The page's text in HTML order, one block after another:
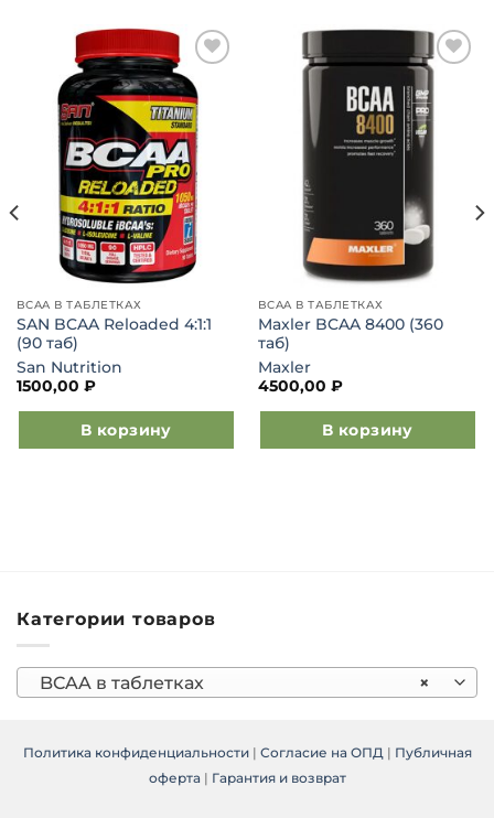
Добавить
в список
желаний
BCAA В ТАБЛЕТКАХ
SAN BCAA Reloaded 4:1:1
(90 таб)
San Nutrition
1500,00 ₽
В корзину
в список
желаний
BCAA В ТАБЛЕТКАХ
Maxler BCAA 8400 (360
таб)
Maxler
4500,00 ₽
В корзину
Категории товаров
×
BCAA в таблетках
Политика конфиденциальности| Согласие на ОПД | Публичная
оферта | Гарантия и возврат